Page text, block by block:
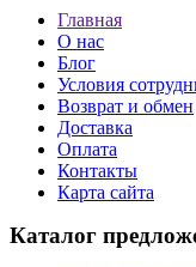
Главная
О нас
Блог
Условия
Возврат и обмен
Доставка
Оплата
Контакты
Карта сайта
Каталог